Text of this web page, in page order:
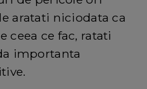
aratati niciodata ca
ce fac, ratati
importanta